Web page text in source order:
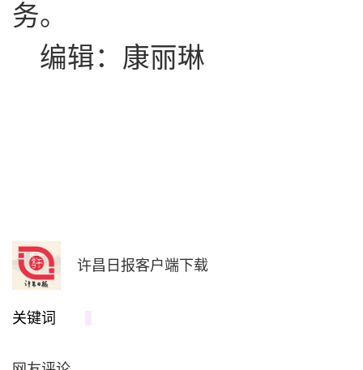
务。
编辑：康丽琳
许昌日报客户端下载
关键词